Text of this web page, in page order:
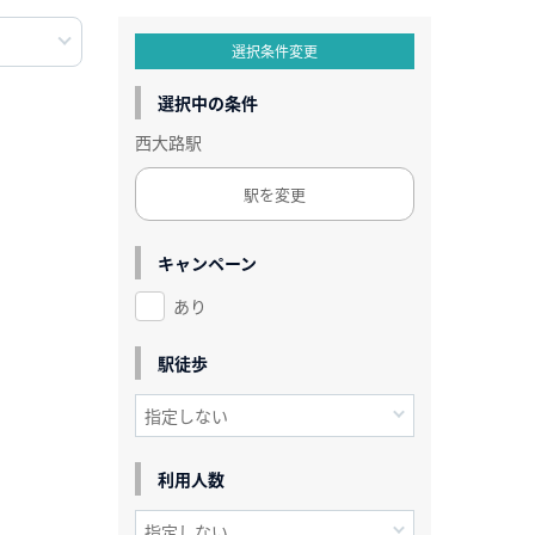
選択条件変更
選択中の条件
西大路駅
駅を変更
キャンペーン
あり
駅徒歩
利用人数